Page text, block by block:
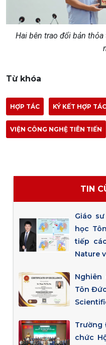
Hai bên trao đổi bản
Từ khóa
HỢP TÁC KÝ KẾT HỢP TÁC
VIỆN CÔNG NGHỆ TIÊN TIẾN
TIN
Giáo
học
tiếp
Nature
Tôn
Trường
chức